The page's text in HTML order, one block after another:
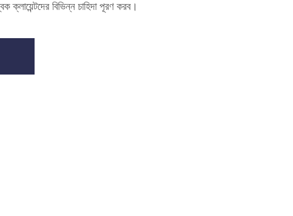
ক্লায়েন্টদের বিভিন্ন চাহিদা পূরণ করব।